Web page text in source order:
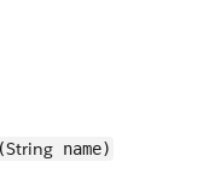
String name)